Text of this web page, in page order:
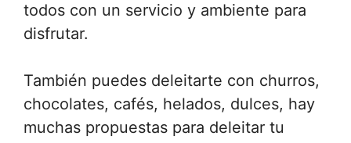
todos con un servicio y ambiente para
disfrutar.
También puedes deleitarte con churros,
chocolates, cafés, helados, dulces, hay
muchas propuestas para deleitar tu